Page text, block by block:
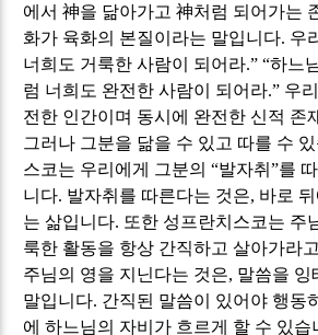
에서神을 닮아가고神처럼 되어가는
화가 육화의 본질이라는 말입니다. 우
너희도 거룩한 사람이 되어라.” “하느
럼 너희도 완전한 사람이 되어라.” 우
전한 인간이며 동시에 완전한 신적 존
그러나 그분을 닮을 수 있고 따를 수
스코는 우리에게 그분의“발자취”를
니다. 발자취를 따른다는 것은, 바로
는 삶입니다. 또한 성프란치스코는 주
룩한 활동을 항상 간직하고 살아가라
주님의 영을 지닌다는 것은, 말씀을 잉
말입니다. 간직된 말씀이 있어야 행동
에 하느님의 자비가 흐르게 할 수 있습